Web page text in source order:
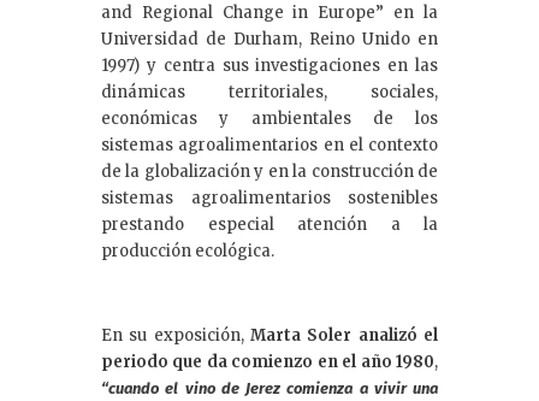
and Regional Change in Europe” en la
Universidad de Durham, Reino Unido en
1997) y centra sus investigaciones en las
dinámicas territoriales, sociales,
económicas y ambientales de los
sistemas agroalimentarios en el contexto
de la globalización y en la construcción de
sistemas agroalimentarios sostenibles
prestando especial atención a la
producción ecológica.
En su exposición, Marta Soler analizó el
periodo que da comienzo en el año 1980,
“cuando el vino de Jerez comienza a vivir una